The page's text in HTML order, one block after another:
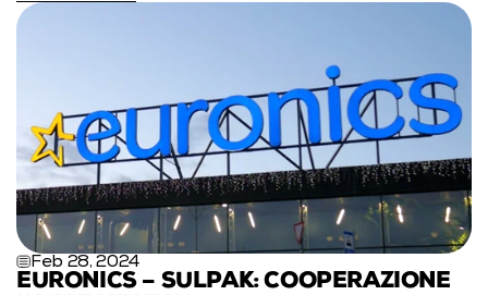
Feb 28, 2024
EURONICS – SULPAK: COOPERAZIONE